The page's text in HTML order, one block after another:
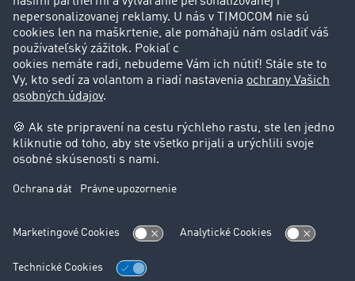
Podpora
Kontakt
Právne informácie
Impressum
VOP